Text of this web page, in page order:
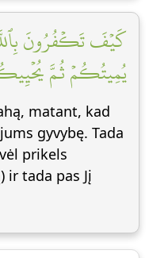
كَيۡفَ تَكۡفُرُونَ
يُمِيتُكُمۡ ثُمَّ
matant, kad
gyvybę. Tada
prikels
ir tada pas Jį